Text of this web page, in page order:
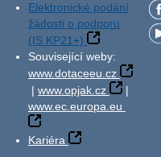
Elektronické podání
žádosti o podporu
(IS KP21+)
Související weby:
www.dotaceeu.cz
| www.opjak.cz
|
www.ec.europa.eu
Kariéra